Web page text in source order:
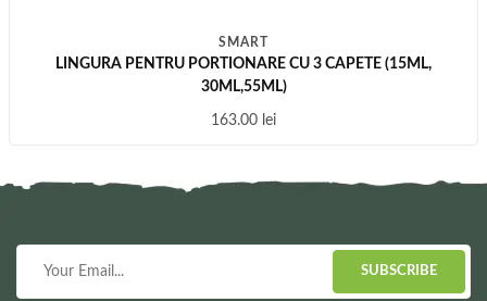
SMART
LINGURA PENTRU PORTIONARE CU 3 CAPETE (15ML,
30ML,55ML)
163.00 lei
SUBSCRIBE